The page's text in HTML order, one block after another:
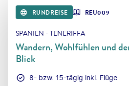
RUNDREISE REU009
SPANIEN - TENERIFFA
Wandern, Wohlfühlen und
Blick
8- bzw. 15-tägig inkl. Flüge